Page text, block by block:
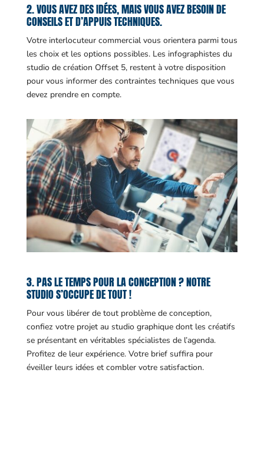
2. VOUS AVEZ DES IDÉES, MAIS VOUS AVEZ BESOIN DE
CONSEILS ET D’APPUIS TECHNIQUES.
Votre interlocuteur commercial vous orientera parmi tous
les choix et les options possibles. Les infographistes du
studio de création Offset 5, restent à votre disposition
pour vous informer des contraintes techniques que vous
devez prendre en compte.
3. PAS LE TEMPS POUR LA CONCEPTION ? NOTRE
STUDIO S’OCCUPE DE TOUT !
Pour vous libérer de tout problème de conception,
confiez votre projet au studio graphique dont les créatifs
se présentant en véritables spécialistes de l’agenda.
Profitez de leur expérience. Votre brief suffira pour
éveiller leurs idées et combler votre satisfaction.